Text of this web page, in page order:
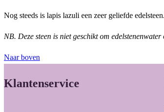
Nog steeds is lapis lazuli een zeer geliefde
NB. Deze steen is niet geschikt om
Naar boven
Klantenservice